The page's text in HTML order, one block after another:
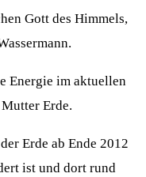
Gott des Himmels,
Energie im aktuellen
Erde.
Erde ab Ende 2012
ist und dort rund